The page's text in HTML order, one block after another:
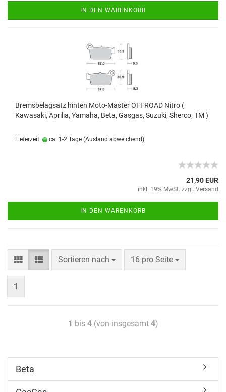
IN DEN WARENKORB
Bremsbelagsatz hinten Moto-Master OFFROAD Nitro (
Kawasaki, Aprilia, Yamaha, Beta, Gasgas, Suzuki, Sherco, TM )
Lieferzeit: ca. 1-2 Tage (Ausland abweichend)
21,90 EUR
inkl. 19% MwSt. zzgl. Versand
IN DEN WARENKORB
Sortieren nach 16 pro Seite
1
1 bis 4(von insgesamt 4)
Beta